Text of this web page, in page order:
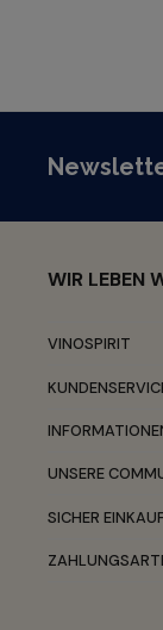
WIR LEBEN
VINOSPIRIT
UNSERE
SICHER